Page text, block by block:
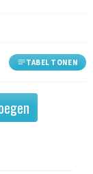
TABEL TONEN